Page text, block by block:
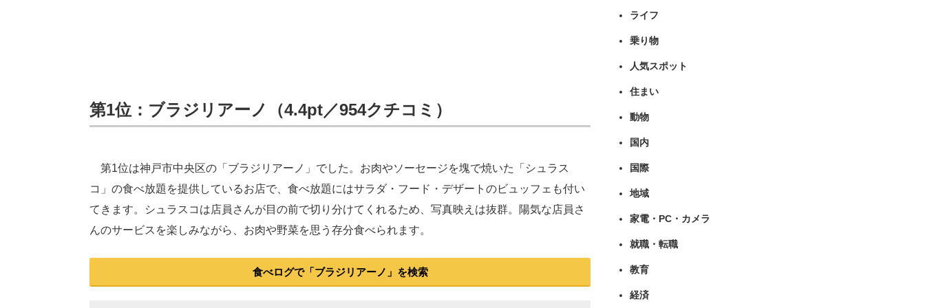
第1位：ブラジリアーノ（4.4pt／954クチコミ）
第1位は神戸市中央区の「ブラジリアーノ」でした。お肉やソーセージを塊で焼いた「シュラス
コ」の食べ放題を提供しているお店で、食べ放題にはサラダ・フード・デザートのビュッフェも付い
てきます。シュラスコは店員さんが目の前で切り分けてくれるため、写真映えは抜群。陽気な店員さ
んのサービスを楽しみながら、お肉や野菜を思う存分食べられます。
食べログで「ブラジリアーノ」を検索
ライフ
乗り物
人気スポット
住まい
動物
国内
国際
地域
家電・PC・カメラ
就職・転職
教育
経済